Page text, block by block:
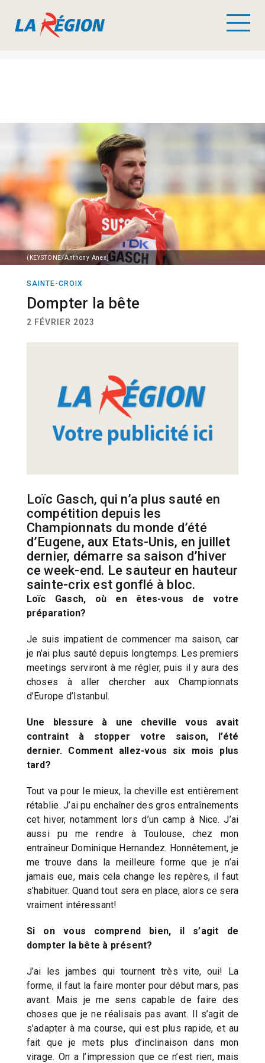
(KEYSTONE/Anthony Anex)
SAINTE-CROIX
Dompter la bête
2 FÉVRIER 2023
Loïc Gasch, qui n’a plus sauté en
compétition depuis les
Championnats du monde d’été
d’Eugene, aux Etats-Unis, en juillet
dernier, démarre sa saison d’hiver
ce week-end. Le sauteur en hauteur
sainte-crix est gonflé à bloc.
Loïc Gasch, où en êtes-vous de votre
préparation?
Je suis impatient de commencer ma saison, car
je n’ai plus sauté depuis longtemps. Les premiers
meetings serviront à me régler, puis il y aura des
choses à aller chercher aux Championnats
d’Europe d’Istanbul.
Une blessure à une cheville vous avait
contraint à stopper votre saison, l’été
dernier. Comment allez-vous six mois plus
tard?
Tout va pour le mieux, la cheville est entièrement
rétablie. J’ai pu enchaîner des gros entraînements
cet hiver, notamment lors d’un camp à Nice. J’ai
aussi pu me rendre à Toulouse, chez mon
entraîneur Dominique Hernandez. Honnêtement, je
me trouve dans la meilleure forme que je n’ai
jamais eue, mais cela change les repères, il faut
s’habituer. Quand tout sera en place, alors ce sera
vraiment intéressant!
Si on vous comprend bien, il s’agit de
dompter la bête à présent?
J’ai les jambes qui tournent très vite, oui! La
forme, il faut la faire monter pour début mars, pas
avant. Mais je me sens capable de faire des
choses que je ne réalisais pas avant. Il s’agit de
s’adapter à ma course, qui est plus rapide, et au
fait que je mets plus d’inclinaison dans mon
virage. On a l’impression que ce n’est rien, mais